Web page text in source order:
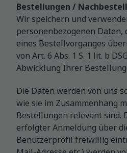
Bestellungen /
Wir speichern und
personenbezogenen Daten,
eines Bestellvorganges
von Art. 6 Abs. 1 S. 1 lit. b
Abwicklung Ihrer
Die Daten werden von uns
wie sie im Zusammenhang
Bestellungen relevant sind.
erfolgter Anmeldung über
Benutzerprofil freiwillig